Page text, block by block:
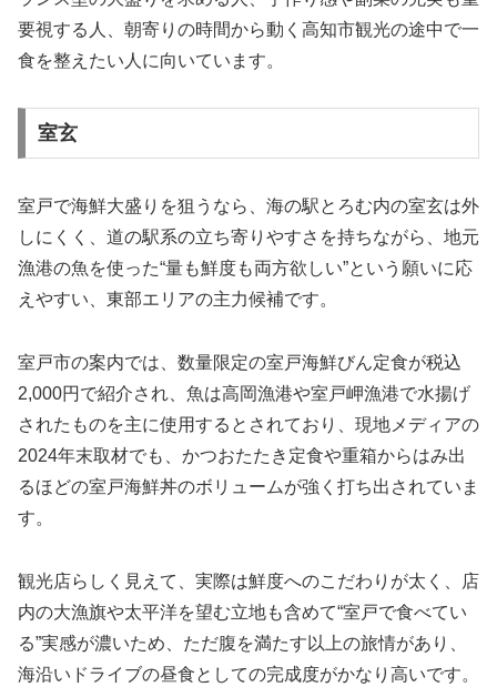
要視する人、朝寄りの時間から動く高知市観光の途中で一
食を整えたい人に向いています。
室玄
室戸で海鮮大盛りを狙うなら、海の駅とろむ内の室玄は外
しにくく、道の駅系の立ち寄りやすさを持ちながら、地元
漁港の魚を使った“量も鮮度も両方欲しい”という願いに応
えやすい、東部エリアの主力候補です。
室戸市の案内では、数量限定の室戸海鮮びん定食が税込
2,000円で紹介され、魚は高岡漁港や室戸岬漁港で水揚げ
されたものを主に使用するとされており、現地メディアの
2024年末取材でも、かつおたたき定食や重箱からはみ出
るほどの室戸海鮮丼のボリュームが強く打ち出されていま
す。
観光店らしく見えて、実際は鮮度へのこだわりが太く、店
内の大漁旗や太平洋を望む立地も含めて“室戸で食べてい
る”実感が濃いため、ただ腹を満たす以上の旅情があり、
海沿いドライブの昼食としての完成度がかなり高いです。